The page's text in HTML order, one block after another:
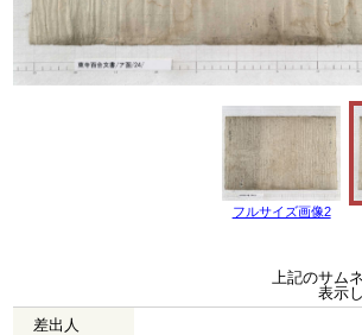
フルサイズ画像2
上記のサム
表示
差出人